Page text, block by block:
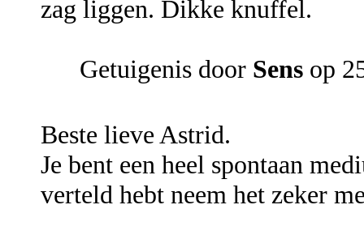
zag liggen. Dikke knuffel.
Getuigenis door Sens op
Beste lieve Astrid.
Je bent een heel spontaan
verteld hebt neem het zeker